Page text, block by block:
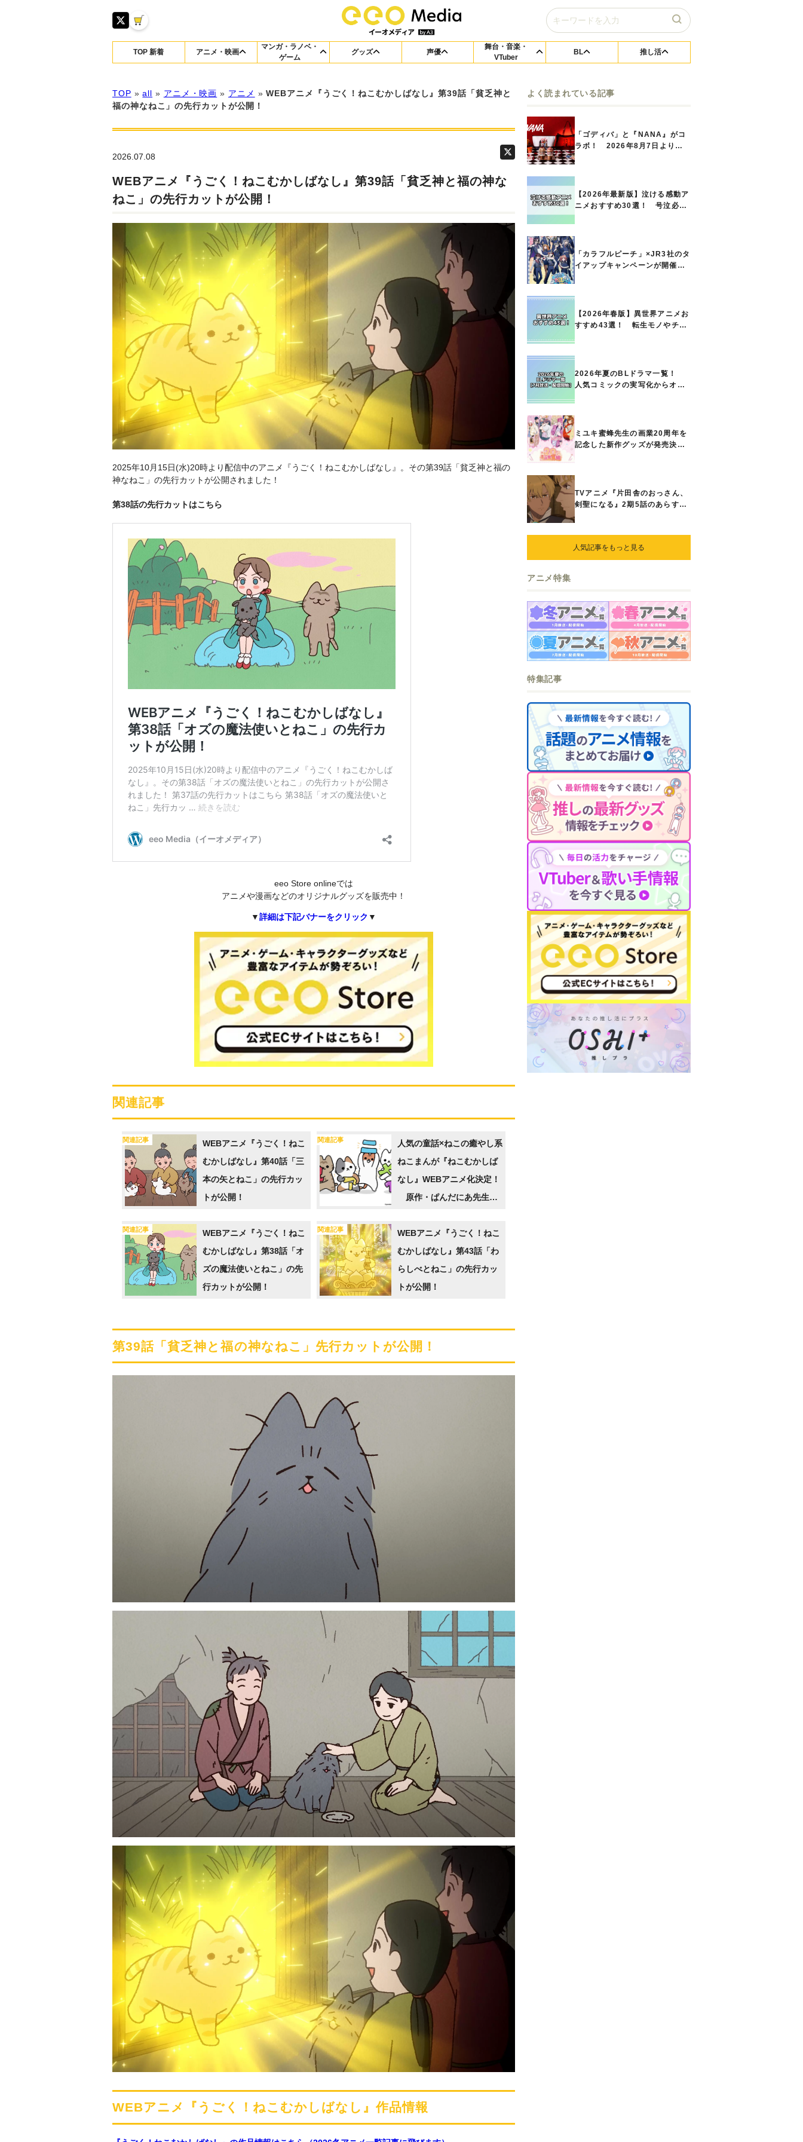
TOP 新着 アニメ・映画
マンガ・ラノベ・
ゲーム
グッズ 声優
舞台・音楽・
VTuber
BL 推し活
TOP »all » アニメ・映画 » アニメ »WEBアニメ『うごく！ねこむかしばなし』第39話「貧乏神と
福の神なねこ」の先行カットが公開！
2026.07.08
WEBアニメ『うごく！ねこむかしばなし』第39話「貧乏神と福の神な
ねこ」の先行カットが公開！
2025年10月15日(水)20時より配信中のアニメ『うごく！ねこむかしばなし』。その第39話「貧乏神と福の
神なねこ」の先行カットが公開されました！
第38話の先行カットはこちら
eeo Store onlineでは
アニメや漫画などのオリジナルグッズを販売中！
▼詳細は下記バナーをクリック ▼
関連記事
関連記事
WEBアニメ『うごく！ねこ
むかしばなし』第40話「三
本の矢とねこ」の先行カッ
トが公開！
関連記事
人気の童話×ねこの癒やし系
ねこまんが『ねこむかしば
なし』WEBアニメ化決定！
原作・ぱんだにあ先生の
メントを公開
関連記事
WEBアニメ『うごく！ねこ
むかしばなし』第38話「オ
ズの魔法使いとねこ」の先
行カットが公開！
関連記事
WEBアニメ『うごく！ねこ
むかしばなし』第43話「わ
らしべとねこ」の先行カッ
トが公開！
第39話「貧乏神と福の神なねこ」先行カットが公開！
WEBアニメ『うごく！ねこむかしばなし』作品情報
よく読まれている記事
「ゴディバ」と『NANA』がコ
ラボ！ 2026年8月7日よりシ
【2026年最新版】泣ける感動ア
ニメおすすめ30選！ 号泣必須
「カラフルピーチ」×JR3社のタ
イアップキャンペーンが開催決
【2026年春版】異世界アニメお
すすめ43選！ 転生モノやチー
2026年夏のBLドラマ一覧！
人気コミックの実写化からオリ
ミユキ蜜蜂先生の画業20周年を
記念した新作グッズが発売決
ら、ときめくアイテムが登場♪
TVアニメ『片田舎のおっさん、
剣聖になる』2期5話のあらすじ
人気記事をもっと見る
アニメ特集
特集記事